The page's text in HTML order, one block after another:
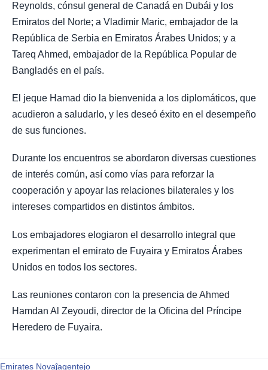
Reynolds, cónsul general de Canadá en Dubái y los
Emiratos del Norte; a Vladimir Maric, embajador de la
República de Serbia en Emiratos Árabes Unidos; y a
Tareq Ahmed, embajador de la República Popular de
Bangladés en el país.
El jeque Hamad dio la bienvenida a los diplomáticos, que
acudieron a saludarlo, y les deseó éxito en el desempeño
de sus funciones.
Durante los encuentros se abordaron diversas cuestiones
de interés común, así como vías para reforzar la
cooperación y apoyar las relaciones bilaterales y los
intereses compartidos en distintos ámbitos.
Los embajadores elogiaron el desarrollo integral que
experimentan el emirato de Fuyaira y Emiratos Árabes
Unidos en todos los sectores.
Las reuniones contaron con la presencia de Ahmed
Hamdan Al Zeyoudi, director de la Oficina del Príncipe
Heredero de Fuyaira.
Emirates Novaĵagentejo